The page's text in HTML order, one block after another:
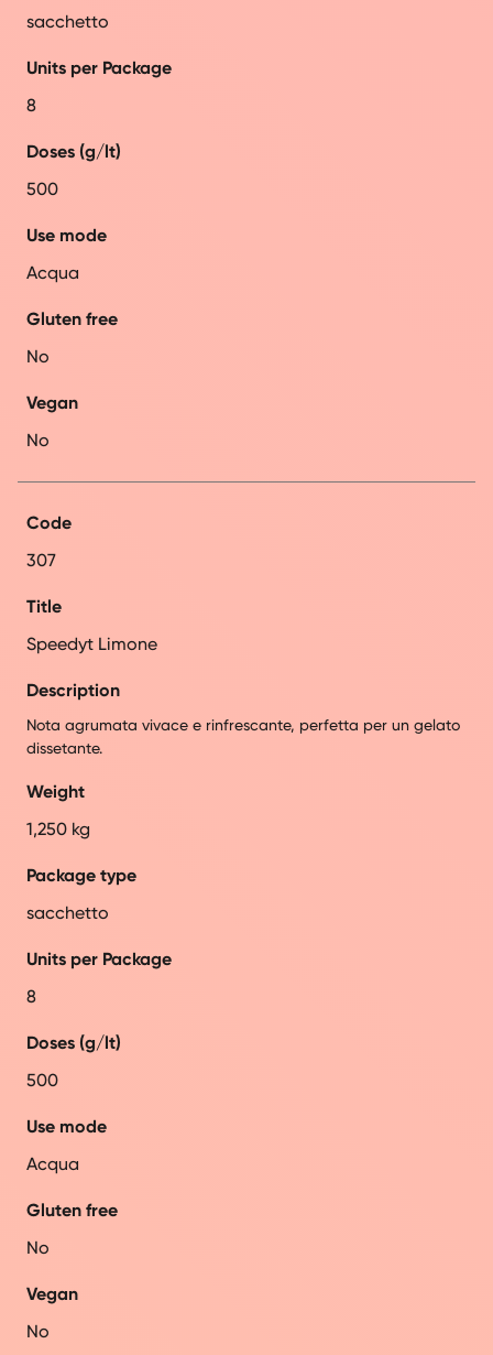
sacchetto
Units per Package
8
Doses (g/lt)
500
Use mode
Acqua
Gluten free
No
Vegan
No
Code
307
Title
Speedyt Limone
Description
Nota agrumata vivace e rinfrescante, perfetta per un gelato
dissetante.
Weight
1,250 kg
Package type
sacchetto
Units per Package
8
Doses (g/lt)
500
Use mode
Acqua
Gluten free
No
Vegan
No